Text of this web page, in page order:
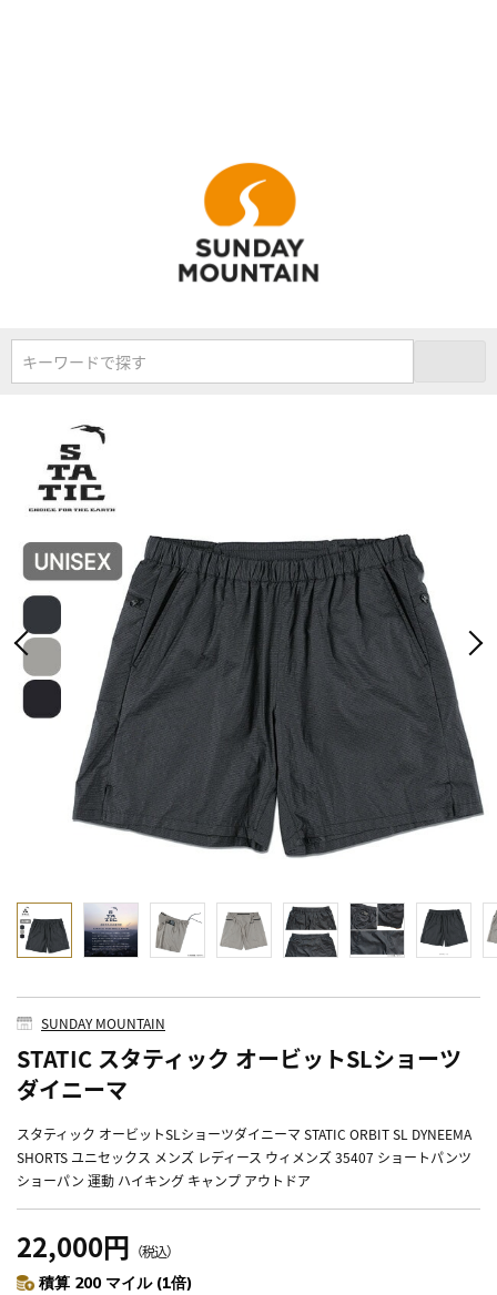
キーワードで探す
SUNDAY MOUNTAIN
STATIC スタティック オービットSLショーツ
ダイニーマ
スタティック オービットSLショーツダイニーマ STATIC ORBIT SL DYNEEMA
SHORTS ユニセックス メンズ レディース ウィメンズ 35407 ショートパンツ
ショーパン 運動 ハイキング キャンプ アウトドア
22,000円 （税込）
積算 200 マイル (1倍)